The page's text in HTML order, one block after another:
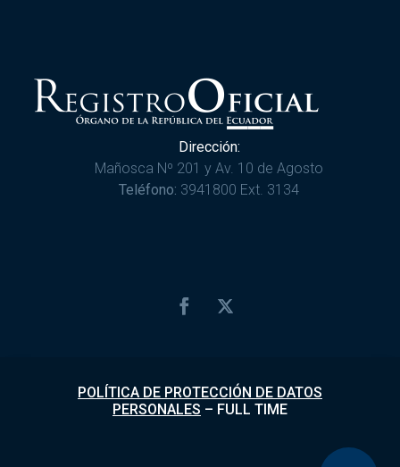
Dirección:
Mañosca Nº 201 y Av. 10 de Agosto
Teléfono: 3941800 Ext. 3134
POLÍTICA DE PROTECCIÓN DE DATOS
PERSONALES – FULL TIME